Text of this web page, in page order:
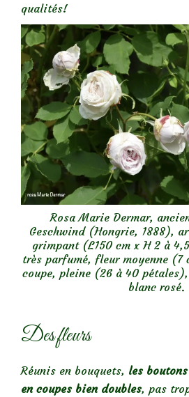
qualités!
Rosa Marie Dermar,
Geschwind (Hongrie, 1888),
grimpant (L150 cm x H 2 à
très parfumé, fleur moyenne (7
coupe, pleine (26 à 40
blanc rosé.
Des fleurs
Réunis en bouquets, les
en coupes bien doubles, pas